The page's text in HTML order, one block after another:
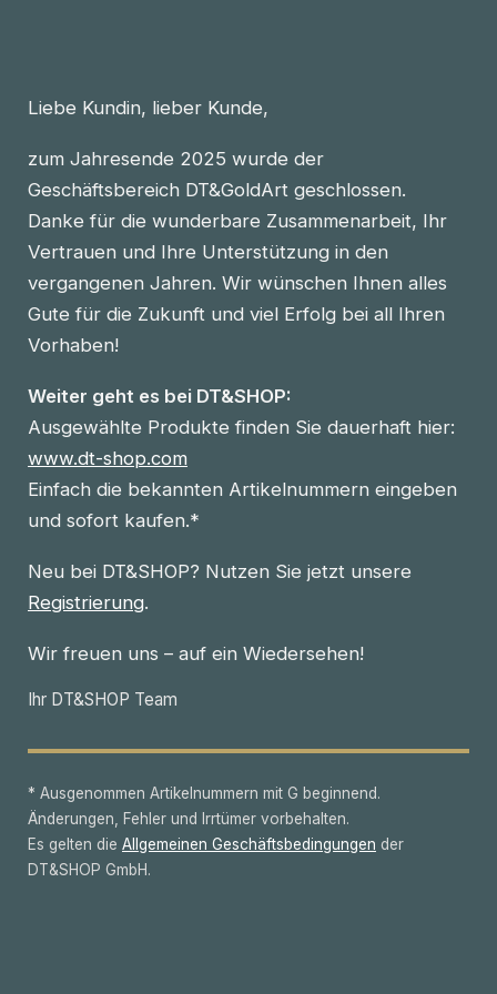
Liebe Kundin, lieber Kunde,
zum Jahresende 2025 wurde der
Geschäftsbereich DT&GoldArt geschlossen.
Danke für die wunderbare Zusammenarbeit, Ihr
Vertrauen und Ihre Unterstützung in den
vergangenen Jahren. Wir wünschen Ihnen alles
Gute für die Zukunft und viel Erfolg bei all Ihren
Vorhaben!
Weiter geht es bei DT&SHOP:
Ausgewählte Produkte finden Sie dauerhaft hier:
www.dt-shop.com
Einfach die bekannten Artikelnummern eingeben
und sofort kaufen.*
Neu bei DT&SHOP? Nutzen Sie jetzt unsere
Registrierung.
Wir freuen uns – auf ein Wiedersehen!
Ihr DT&SHOP Team
* Ausgenommen Artikelnummern mit G beginnend.
Änderungen, Fehler und Irrtümer vorbehalten.
Es gelten die Allgemeinen Geschäftsbedingungen der
DT&SHOP GmbH.